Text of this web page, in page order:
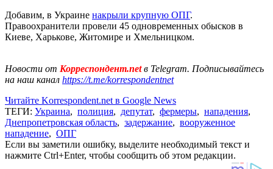
Добавим, в Украине накрыли крупную ОПГ.
Правоохранители провели 45 одновременных обысков в
Киеве, Харькове, Житомире и Хмельницком.
Новости от Корреспондент.netв Telegram. Подписывайтесь
на наш канал https://t.me/korrespondentnet
Читайте Korrespondent.net в Google News
ТЕГИ: Украина, полиция, депутат, фермеры, нападения,
Днепропетровская область, задержание, вооруженное
нападение, ОПГ
Если вы заметили ошибку, выделите необходимый текст и
нажмите Ctrl+Enter, чтобы сообщить об этом редакции.